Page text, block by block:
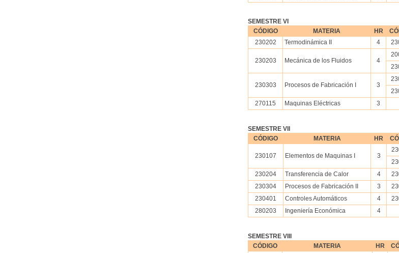
SEMESTRE VI
CÓDIGO
MATERIA HR
230202
Termodinámica II 4
230203 Mecánica de los Fluidos 4
230303 Procesos de Fabricación I 3
270115
Maquinas Eléctricas
3
SEMESTRE VII
CÓDIGO
MATERIA HR
230107 Elementos de Maquinas I 3
230204
Transferencia de Calor 4
230304
Procesos de Fabricación II 3
230401
Controles Automáticos 4
280203
Ingeniería Económica
4
SEMESTRE VIII
CÓDIGO
MATERIA HR